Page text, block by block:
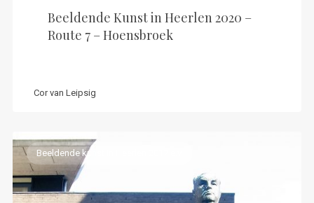
Beeldende Kunst in Heerlen 2020 –
Route 7 – Hoensbroek
Cor van Leipsig
Beeldende kunst in Heerlen 2017 e.v.